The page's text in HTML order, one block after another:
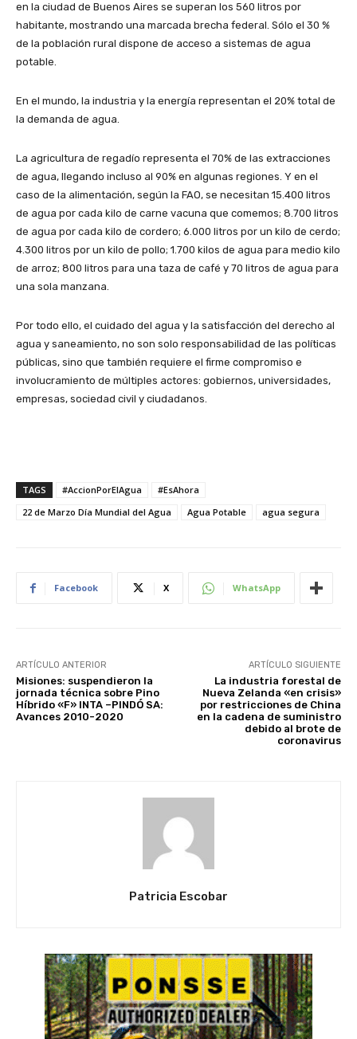
en la ciudad de Buenos Aires se superan los 560 litros por
habitante, mostrando una marcada brecha federal. Sólo el 30 %
de la población rural dispone de acceso a sistemas de agua
potable.
En el mundo, la industria y la energía representan el 20% total de
la demanda de agua.
La agricultura de regadío representa el 70% de las extracciones
de agua, llegando incluso al 90% en algunas regiones. Y en el
caso de la alimentación, según la FAO, se necesitan 15.400 litros
de agua por cada kilo de carne vacuna que comemos; 8.700 litros
de agua por cada kilo de cordero; 6.000 litros por un kilo de cerdo;
4.300 litros por un kilo de pollo; 1.700 kilos de agua para medio kilo
de arroz; 800 litros para una taza de café y 70 litros de agua para
una sola manzana.
Por todo ello, el cuidado del agua y la satisfacción del derecho al
agua y saneamiento, no son solo responsabilidad de las políticas
públicas, sino que también requiere el firme compromiso e
involucramiento de múltiples actores: gobiernos, universidades,
empresas, sociedad civil y ciudadanos.
TAGS #AccionPorElAgua
#EsAhora
22 de Marzo Día Mundial del Agua
Agua Potable agua segura
Facebook X WhatsApp
ARTÍCULO ANTERIOR
Misiones: suspendieron la
jornada técnica sobre Pino
Híbrido «F» INTA –PINDÓ SA:
Avances 2010-2020
ARTÍCULO SIGUIENTE
La industria forestal de
Nueva Zelanda «en crisis»
por restricciones de China
en la cadena de suministro
debido al brote de
coronavirus
Patricia Escobar